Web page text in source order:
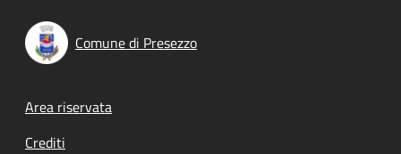
Comune di Presezzo
Footer menu
Area riservata
Crediti